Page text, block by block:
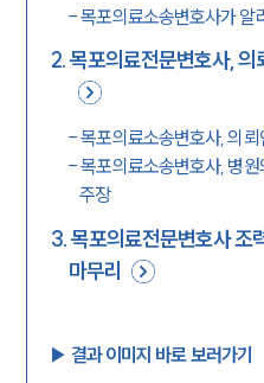
-목포의료소송변호사가 알
2.목포의료전문변호사, 의
-목포의료소송변호사, 의
-목포의료소송변호사, 병
주장
3.목포의료전문변호사 조
마무리
▶︎ 결과 이미지 바로 보러가기